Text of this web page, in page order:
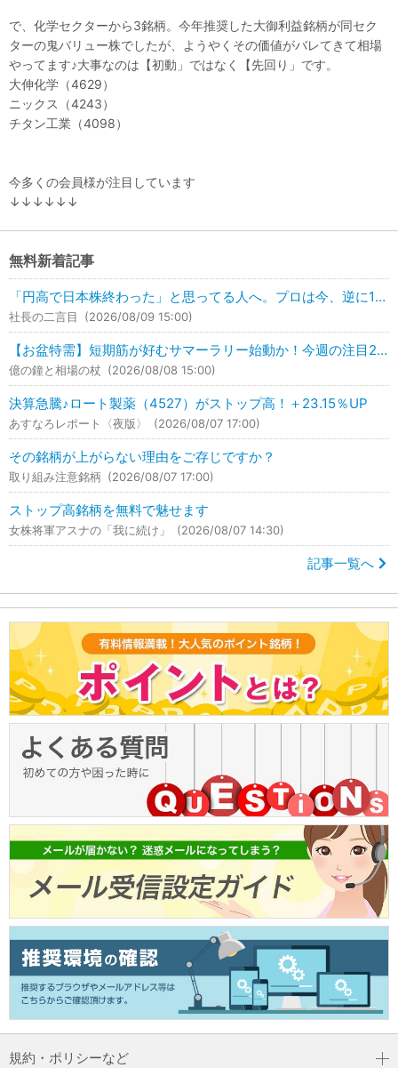
で、化学セクターから3銘柄。今年推奨した大御利益銘柄が同セク
ターの鬼バリュー株でしたが、ようやくその価値がバレてきて相場
やってます♪大事なのは【初動」ではなく【先回り」です。
大伸化学（4629）
ニックス（4243）
チタン工業（4098）
今多くの会員様が注目しています
↓↓↓↓↓↓
無料新着記事
「円高で日本株終わった」と思ってる人へ。プロは今、逆に1兆円買っています。
社長の二言目 (2026/08/09 15:00)
【お盆特需】短期筋が好むサマーラリー始動か！今週の注目2銘柄はこれ！
億の鐘と相場の杖 (2026/08/08 15:00)
決算急騰♪ロート製薬（4527）がストップ高！＋23.15％UP
あすなろレポート〈夜版〉 (2026/08/07 17:00)
その銘柄が上がらない理由をご存じですか？
取り組み注意銘柄 (2026/08/07 17:00)
ストップ高銘柄を無料で魅せます
女株将軍アスナの「我に続け」 (2026/08/07 14:30)
記事一覧へ
規約・ポリシーなど